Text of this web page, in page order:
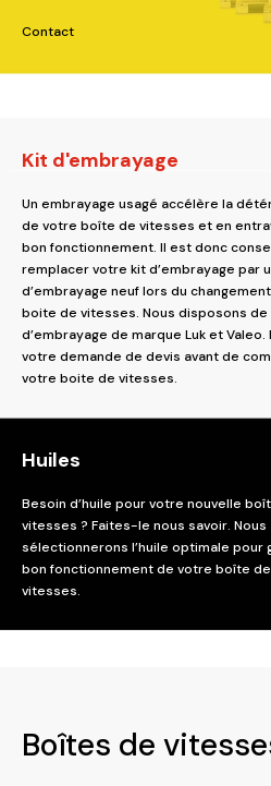
Contact
Kit d'embrayage
Un embrayage usagé accélère la
de votre boîte de vitesses et en
bon fonctionnement. Il est donc
remplacer votre kit d’embrayage par
d’embrayage neuf lors du
boite de vitesses. Nous disposons de
d’embrayage de marque Luk et Valeo.
votre demande de devis avant de
votre boite de vitesses.
Huiles
Besoin d’huile pour votre nouvelle
vitesses ? Faites-le nous savoir. Nous
sélectionnerons l’huile optimale pour
bon fonctionnement de votre boîte de
vitesses.
Boîtes de